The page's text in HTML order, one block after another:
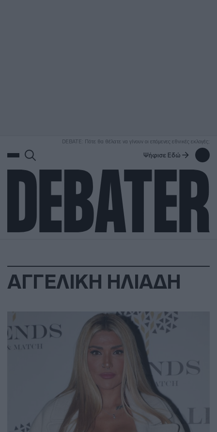
DEBATE: Πότε θα θέλατε να γίνουν οι επόμενες εθνικές εκλογές;
Ψήφισε Εδώ
ΑΓΓΕΛΙΚΗ ΗΛΙΑΔΗ